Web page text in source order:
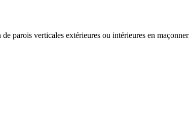
parois verticales extérieures ou intérieures en